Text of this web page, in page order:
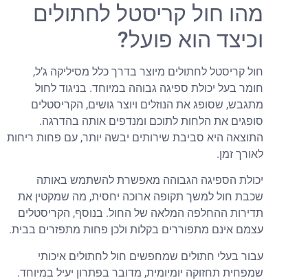
מהו חול קריסטל לחתולים
וכיצד הוא פועל?
חול קריסטל לחתולים מיוצר בדרך כלל מסיליקה ג’ל,
חומר בעל יכולת ספיגה גבוהה במיוחד. בניגוד לחול
מתגבש, שסופג את הנוזלים ויוצר גושים, הקריסטלים
סופגים את הלחות לתוכם ומנדפים אותה בהדרגה.
התוצאה היא סביבת שירותים יבשה יותר, עם פחות ריחות
לאורך זמן.
יכולת הספיגה הגבוהה מאפשרת להשתמש באותה
שכבת חול למשך תקופה ארוכה יחסית, מה שמקטין את
תדירות ההחלפה המלאה של החול. בנוסף, הקריסטלים
עצמם אינם מתפוררים בקלות ולכן פחות מתפזרים בבית.
עבור בעלי חתולים שמחפשים חול לחתולים איכותי
שמפחית תחזוקה יומיומית, מדובר בפתרון יעיל במיוחד.